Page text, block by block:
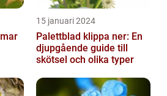
15 januari 2024
Palettblad klippa ner: En
djupgående guide till
skötsel och olika typer